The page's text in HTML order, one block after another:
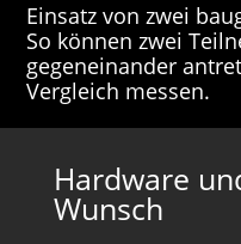
Einsatz von zwei
So können zwei
gegeneinander
Vergleich messen.
Hardware
Wunsch